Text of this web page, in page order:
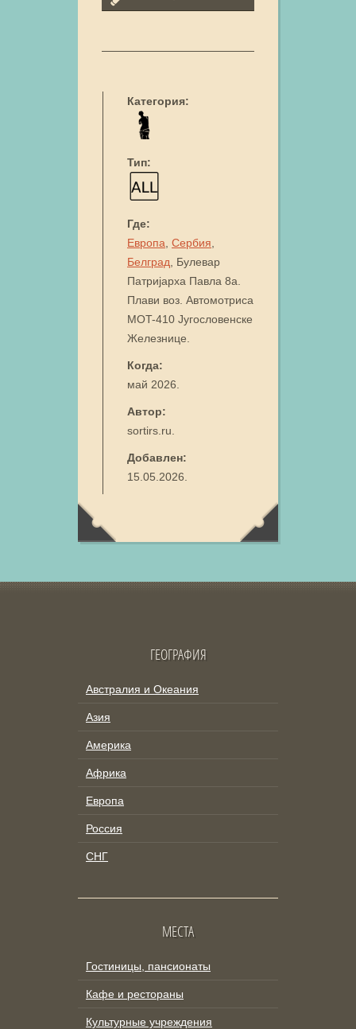
Категория:
Тип:
Где:
Европа Сербия
Белград , Булевар
Патријарха Павла 8а.
Плави воз. Автомотриса
MOT-410 Југословенске
Железнице.
Когда:
май 2026.
Автор:
sortirs.ru.
Добавлен:
15.05.2026.
ГЕОГРАФИЯ
Австралия и Океания
Азия
Америка
Африка
Европа
Россия
СНГ
МЕСТА
Гостиницы, пансионаты
Кафе и рестораны
Культурные учреждения